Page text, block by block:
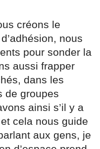
créons le
nous
pour sonder la
aussi frapper
dans les
de groupes
ainsi s’il y a
cela nous guide
aux gens, je